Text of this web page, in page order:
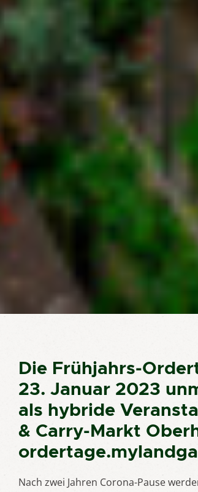
Die Frühjahrs-
23. Januar 2023
als hybride
& Carry-Markt
Nach zwei Jahren Corona-Pause